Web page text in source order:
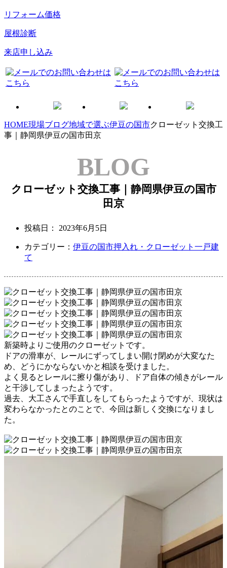
リフォーム価格
屋根診断
来店申し込み
HOME現場ブログ地域で選ぶ伊豆の国市クローゼット交換工
事｜静岡県伊豆の国市田京
BLOG
クローゼット交換工事｜静岡県伊豆の国市
田京
投稿日： 2023年6月5日
カテゴリー： 伊豆の国市押入れ・クローゼット 一戸建
て
新築時よりご使用のクローゼットです。
ドアの滑車が、レールにずってしまい開け閉めが大変なた
め、
どうにかならないかと相談を受けました。
よく見るとレールに擦り傷があり、ドア自体の傾きがレール
と干渉してしまったようです。
過去、大工さんで手直しをしてもらったようですが、 現状は
変わらなかったとのことで、今回は新しく交換になりまし
た。